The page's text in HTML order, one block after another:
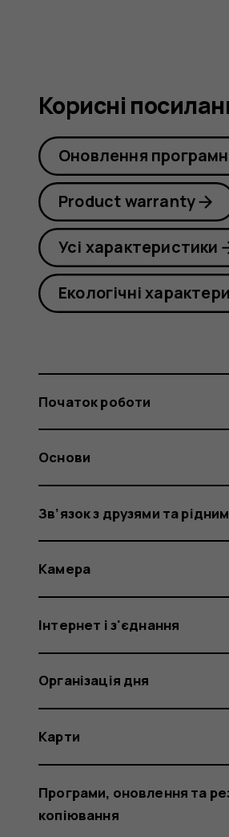
Корисні
Оновлення
Product warranty
Усі характеристики
Екологічні
Початок роботи
Основи
Зв’язок з друзями та
Камера
Інтернет і з'єднання
Організація дня
Карти
Програми, оновлення та
копіювання